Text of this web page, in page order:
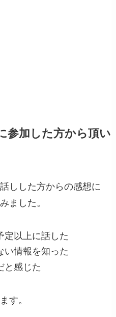
参加した方から頂い
しした方からの感想に
ました。
定以上に話した
い情報を知った
と感じた
す。